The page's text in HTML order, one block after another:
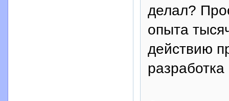
делал?
опыта
действию